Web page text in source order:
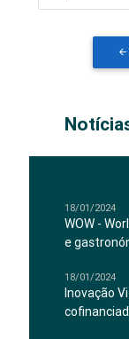
18/01/2024
WOW -
e
18/01/2024
Inovação